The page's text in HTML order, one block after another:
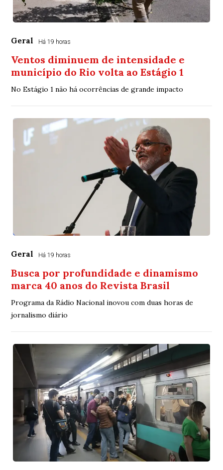
Geral Há 19 horas
Ventos diminuem de intensidade e
município do Rio volta ao Estágio 1
No Estágio 1 não há ocorrências de grande impacto
Geral Há 19 horas
Busca por profundidade e dinamismo
marca 40 anos do Revista Brasil
Programa da Rádio Nacional inovou com duas horas de
jornalismo diário